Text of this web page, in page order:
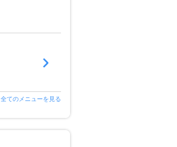
全てのメニューを見る